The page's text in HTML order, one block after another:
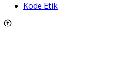
Kode Etik